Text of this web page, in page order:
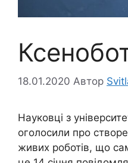
18.01.2020 Автор
Науковці з
оголосили про
живих роботів, що